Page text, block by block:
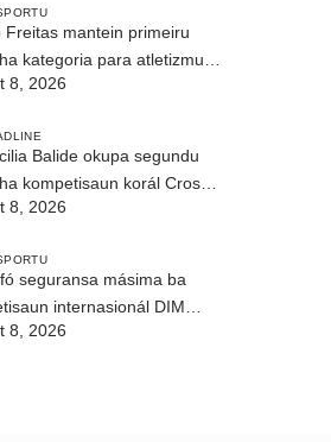
Freitas mantein primeiru
kategoria para atletizmu
DIM
8, 2026
Balide okupa segundu
kompetisaun korál Cross
Fest 2026 iha Atambua
8, 2026
seguransa másima ba
internasionál DIM
8, 2026